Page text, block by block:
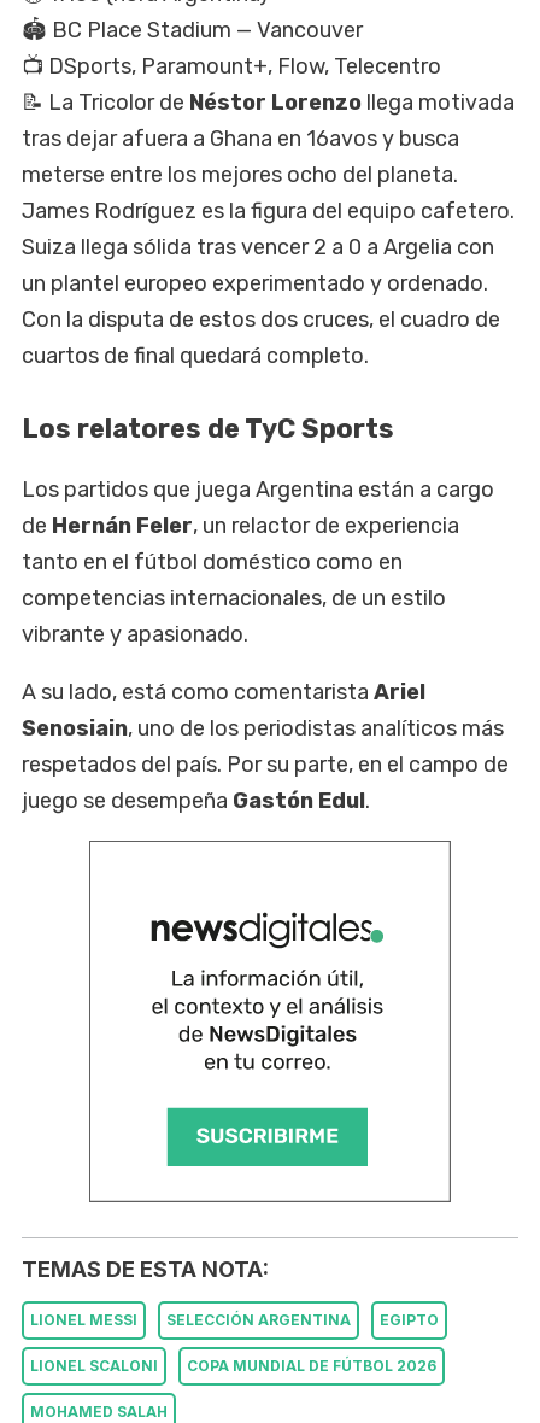
🏟️ BC Place Stadium — Vancouver
📺 DSports, Paramount+, Flow, Telecentro
📝 La Tricolor de Néstor Lorenzo llega motivada
tras dejar afuera a Ghana en 16avos y busca
meterse entre los mejores ocho del planeta.
James Rodríguez es la figura del equipo cafetero.
Suiza llega sólida tras vencer 2 a 0 a Argelia con
un plantel europeo experimentado y ordenado.
Con la disputa de estos dos cruces, el cuadro de
cuartos de final quedará completo.
Los relatores de TyC Sports
Los partidos que juega Argentina están a cargo
de Hernán Feler, un relactor de experiencia
tanto en el fútbol doméstico como en
competencias internacionales, de un estilo
vibrante y apasionado.
A su lado, está como comentarista Ariel
Senosiain, uno de los periodistas analíticos más
respetados del país. Por su parte, en el campo de
juego se desempeña Gastón Edul.
TEMAS DE ESTA NOTA:
LIONEL MESSI SELECCIÓN ARGENTINA EGIPTO
LIONEL SCALONI COPA MUNDIAL DE FÚTBOL 2026
MOHAMED SALAH